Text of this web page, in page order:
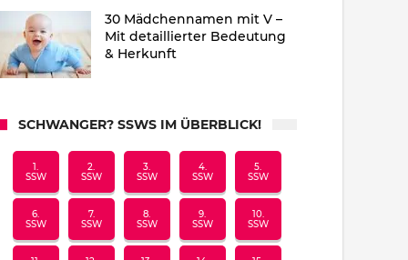
30 Mädchennamen mit V –
Mit detaillierter Bedeutung
& Herkunft
SCHWANGER? SSWS IM ÜBERBLICK!
1.
SSW
2.
SSW
3.
SSW
4.
SSW
5.
SSW
6.
SSW
7.
SSW
8.
SSW
9.
SSW
10.
SSW